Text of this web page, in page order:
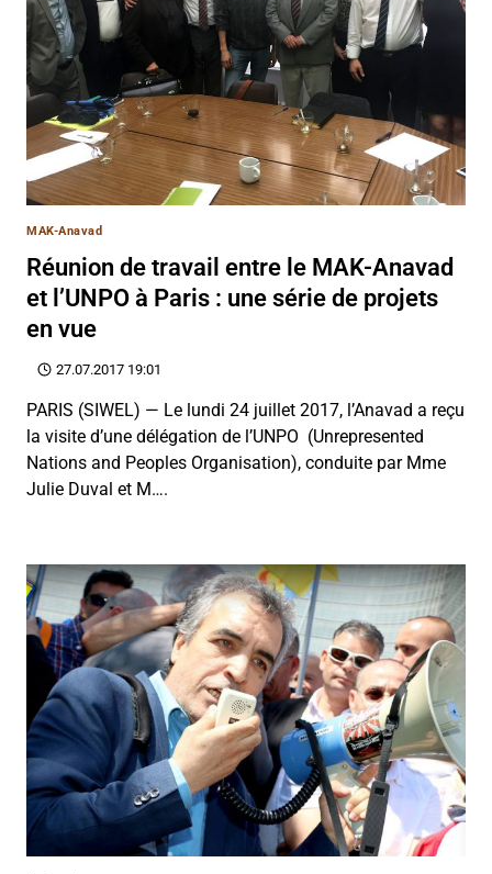
MAK-Anavad
Réunion de travail entre le MAK-Anavad
et l’UNPO à Paris : une série de projets
en vue
27.07.2017 19:01
PARIS (SIWEL) — Le lundi 24 juillet 2017, l’Anavad a reçu
la visite d’une délégation de l’UNPO (Unrepresented
Nations and Peoples Organisation), conduite par Mme
Julie Duval et M….